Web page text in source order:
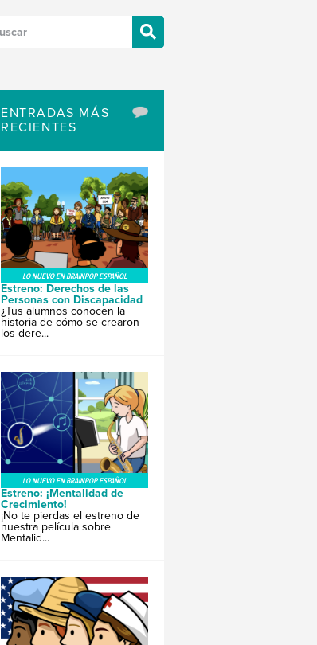
ENTRADAS MÁS
RECIENTES
LO NUEVO EN BRAINPOP ESPAÑOL
Estreno: Derechos de las
Personas con Discapacidad
¿Tus alumnos conocen la
historia de cómo se crearon
los dere...
LO NUEVO EN BRAINPOP ESPAÑOL
Estreno: ¡Mentalidad de
Crecimiento!
¡No te pierdas el estreno de
nuestra película sobre
Mentalid...